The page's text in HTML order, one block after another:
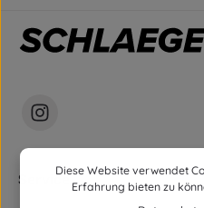
Service
Diese Website verwendet
Erfahrung bieten zu